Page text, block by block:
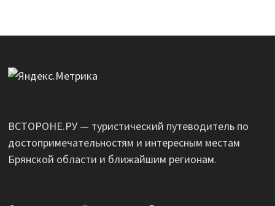
ВСТОРОНЕ.РУ — туристический путеводитель по
достопримечательностям и интересным местам
Брянской области и ближайшим регионам.